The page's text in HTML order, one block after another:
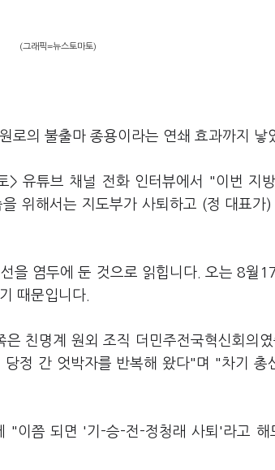
(그래픽=뉴스토마토)
로의 불출마 종용이라는 연쇄 효과까지 낳
> 유튜브 채널 전화 인터뷰에서 "이번 지
위해서는 지도부가 사퇴하고 (정 대표가
을 염두에 둔 것으로 읽힙니다. 오는 8월
때문입니다.
친명계 원외 조직 더민주전국혁신회의였
정 간 엇박자를 반복해 왔다"며 "차기 총
"이쯤 되면 '기-승-전-정청래 사퇴'라고 해